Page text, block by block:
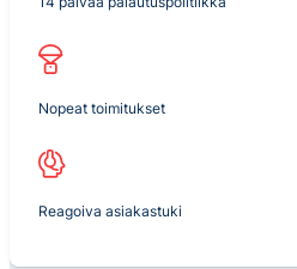
Nopeat toimitukset
Reagoiva asiakastuki